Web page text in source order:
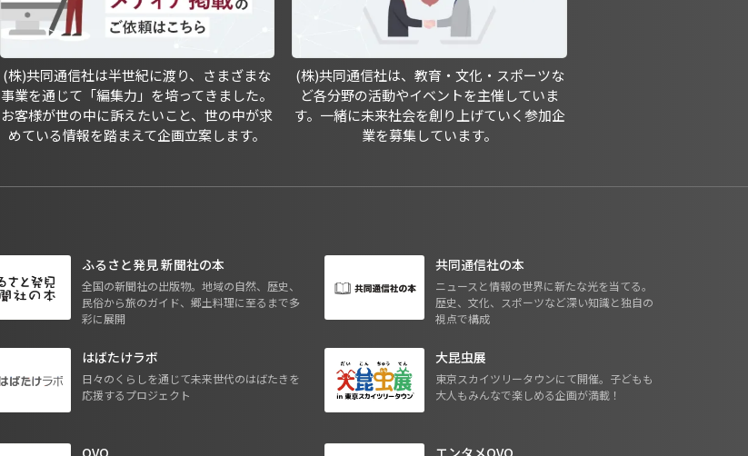
(株)共同通信社は半世紀に渡り、さまざまな
事業を通じて「編集力」を培ってきました。
お客様が世の中に訴えたいこと、世の中が求
めている情報を踏まえて企画立案します。
(株)共同通信社は、教育・文化・スポーツな
ど各分野の活動やイベントを主催していま
す。一緒に未来社会を創り上げていく参加企
業を募集しています。
ふるさと発見 新聞社の本
全国の新聞社の出版物。地域の自然、歴史、
民俗から旅のガイド、郷土料理に至るまで多
彩に展開
共同通信社の本
ニュースと情報の世界に新たな光を当てる。
歴史、文化、スポーツなど深い知識と独自の
視点で構成
はばたけラボ
日々のくらしを通じて未来世代のはばたきを
応援するプロジェクト
大昆虫展
東京スカイツリータウンにて開催。子どもも
大人もみんなで楽しめる企画が満載！
OVO エンタメOVO